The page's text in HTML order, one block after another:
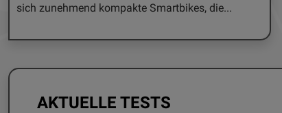
sich zunehmend kompakte Smartbikes, die...
AKTUELLE TESTS